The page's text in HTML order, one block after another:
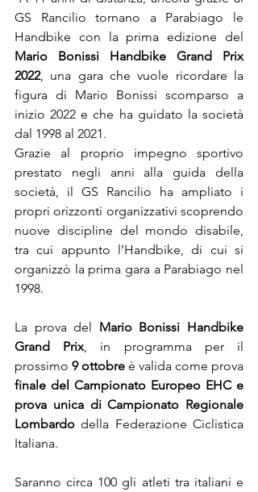
GS Rancilio tornano a Parabiago le
Mario Bonissi Handbike Grand Prix
2022, una gara che vuole ricordare la
figura di Mario Bonissi scomparso a
inizio 2022 e che ha guidato la società
dal 1998 al 2021.
Grazie al proprio impegno sportivo
prestato negli anni alla guida della
società, il GS Rancilio ha ampliato i
propri orizzonti organizzativi scoprendo
nuove discipline del mondo disabile,
tra cui appunto l’Handbike, di cui si
organizzò la prima gara a Parabiago nel
1998.
La prova del Mario Bonissi Handbike
Grand Prix, in programma per il
prossimo 9 ottobre
finale del Campionato Europeo EHC e
prova unica di Campionato Regionale
Lombardo della Federazione Ciclistica
Italiana.
Saranno circa 100 gli atleti tra italiani e